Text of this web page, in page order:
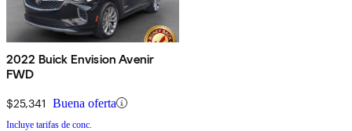
2022 Buick Envision Avenir
FWD
$25,341 Buena oferta
Incluye tarifas de conc.